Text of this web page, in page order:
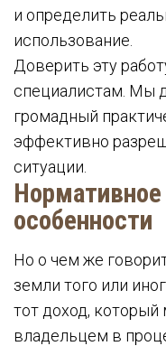
и определить
использование.
Доверить эту
специалистам. Мы
громадный
эффективно
ситуации.
Нормативное
особенности
Но о чем же
земли того или
тот доход,
владельцем в